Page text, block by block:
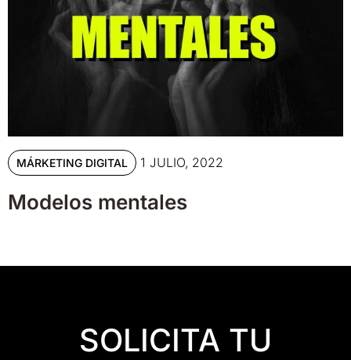
MÁRKETING DIGITAL 1 JULIO, 2022
Modelos mentales
SOLICITA TU